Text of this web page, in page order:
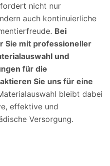
nicht nur
auch kontinuierliche
Bei
Sie mit professioneller
und
für die
Sie uns für eine
bleibt dabei
effektive und
Versorgung.